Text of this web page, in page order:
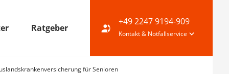
Ratgeber
+49 2247 9194-909
Kontakt & Notfallservice
für Senioren